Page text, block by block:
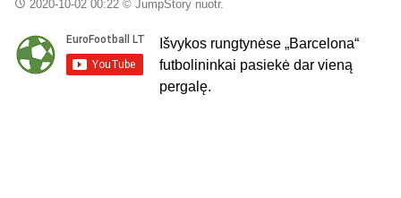
2020-10-02 00:22© JumpStory nuotr.
Išvykos rungtynėse „Barcelona“
futbolininkai pasiekė dar vieną
pergalę.